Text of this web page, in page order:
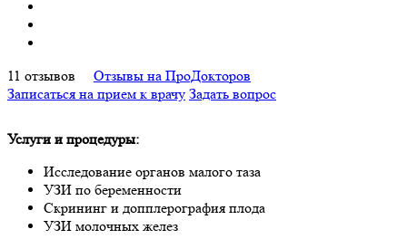
11 отзывов
Отзывы на ПроДокторов
Записаться на прием к врачу Задать вопрос
Услуги и процедуры:
Исследование органов малого таза
УЗИ по беременности
Скрининг и допплерография плода
УЗИ молочных желез